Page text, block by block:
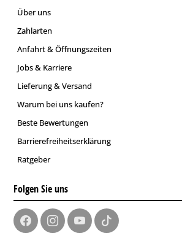
Über uns
Zahlarten
Anfahrt & Öffnungszeiten
Jobs & Karriere
Lieferung & Versand
Warum bei uns kaufen?
Beste Bewertungen
Barrierefreiheitserklärung
Ratgeber
Folgen Sie uns